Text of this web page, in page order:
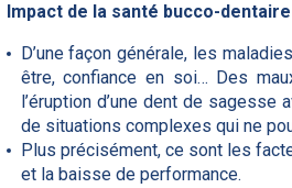
Impact de la santé bucco-
D’une façon générale, les
être, confiance en soi… Des
l’éruption d’une dent de sagesse
de situations complexes qui ne
Plus précisément, ce sont les
et la baisse de performance.